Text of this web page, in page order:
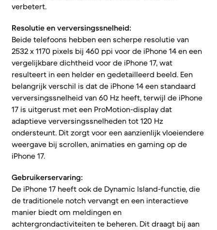
verbetert.
Resolutie en verversingssnelheid:
Beide telefoons hebben een scherpe resolutie van
2532 x 1170 pixels bij 460 ppi voor de iPhone 14 en een
vergelijkbare dichtheid voor de iPhone 17, wat
resulteert in een helder en gedetailleerd beeld. Een
belangrijk verschil is dat de iPhone 14 een standaard
verversingssnelheid van 60 Hz heeft, terwijl de iPhone
17 is uitgerust met een ProMotion-display dat
adaptieve verversingssnelheden tot 120 Hz
ondersteunt. Dit zorgt voor een aanzienlijk vloeiendere
weergave bij scrollen, animaties en gaming op de
iPhone 17.
Gebruikerservaring:
De iPhone 17 heeft ook de Dynamic Island-functie, die
de traditionele notch vervangt en een interactieve
manier biedt om meldingen en
achtergrondactiviteiten te beheren. Dit draagt bij aan